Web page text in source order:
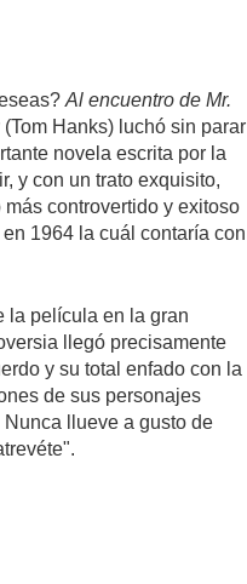
Al encuentro de Mr.
Hanks) luchó sin parar
novela escrita por la
y con un trato exquisito,
más controvertido y exitoso
1964 la cuál contaría con
la película en la gran
llegó precisamente
y su total enfado con la
de sus personajes
llueve a gusto de